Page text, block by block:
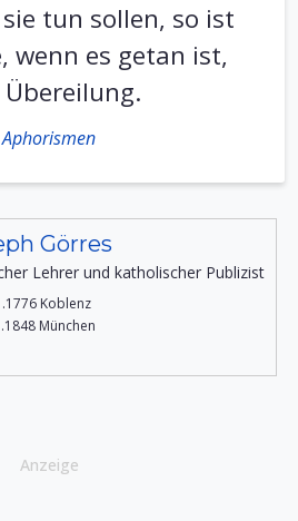
tun sollen, so ist
wenn es getan ist,
Aphorismen
Görres
Lehrer und katholischer Publizist
Koblenz
München
Anzeige